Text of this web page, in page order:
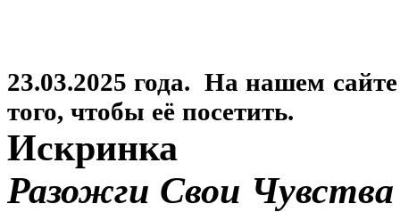
23.03.2025 года. На нашем
того, чтобы её посетить.
Искринка
Разожги Свои Чувства